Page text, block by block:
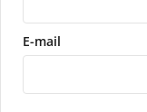
E-mail